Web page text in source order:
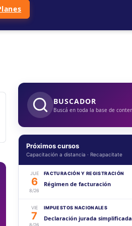
BUSCADOR
Buscá en toda la base de
Próximos cursos
Capacitación a distancia · Recapacitate
JUE
6
8/26
FACTURACIÓN Y REGISTRACIÓN
Régimen de facturación
VIE
7
8/26
IMPUESTOS NACIONALES
Declaración jurada